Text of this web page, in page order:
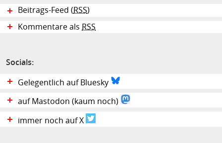
Beitrags-Feed ( RSS)
Kommentare als RSS
Socials:
Gelegentlich auf Bluesky
auf Mastodon (kaum noch)
immer noch auf X